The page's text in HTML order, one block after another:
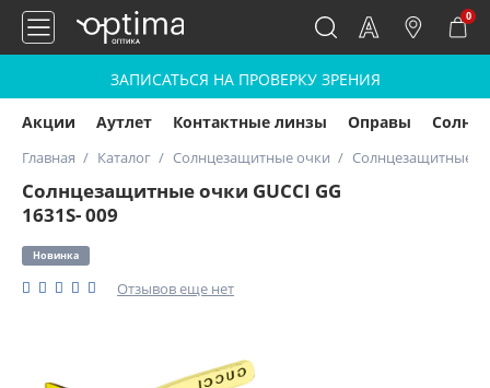
0
ЗАПИСАТЬСЯ НА ПРОВЕРКУ ЗРЕНИЯ
Акции Аутлет Контактные линзы Оправы
Главная Каталог Солнцезащитные очки Солнцезащитные
Солнцезащитные очки GUCCI GG
1631S- 009
Новинка
Отзывов еще нет